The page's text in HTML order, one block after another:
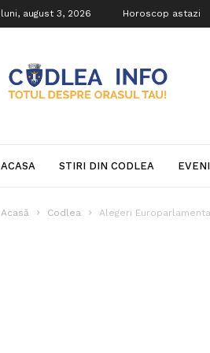
luni, august 3, 2026 Horoscop astazi
Info
ACASA STIRI DIN CODLEA
Acasă Codlea Alegeri